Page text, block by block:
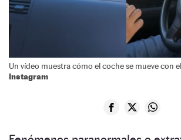
Un vídeo muestra cómo el coche se mueve con
Instagram